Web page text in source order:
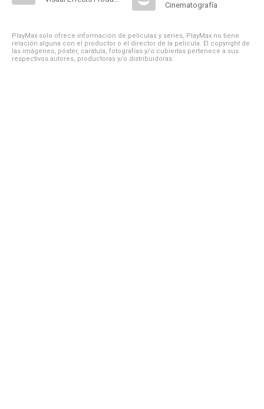
Cinematografía
PlayMax solo ofrece información de películas y series, PlayMax no tiene
relación alguna con el productor o el director de la película. El copyright de
las imágenes, póster, carátula, fotografías y/o cubiertas pertenece a sus
respectivos autores, productoras y/o distribuidoras.